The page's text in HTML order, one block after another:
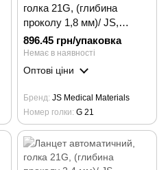
голка 21G, (глибина
проколу 1,8 мм)/ JS,
упаковка 100 шт.
896.45 грн/упаковка
Немає в наявності
Оптові ціни
Бренд JS Medical Materials
Номер голки G 21